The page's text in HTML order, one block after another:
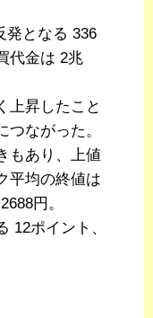
発となる 336
代金は 2兆
上昇したこと
ながった。
もあり、上値
平均の終値は
円。
12ポイント、